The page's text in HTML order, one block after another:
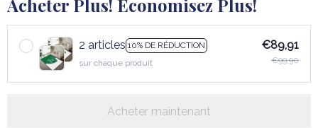
Acheter Plus! Économisez Plus!
2 articles 10% DE RÉDUCTION
sur chaque produit
€89,91
€99,90
Acheter maintenant